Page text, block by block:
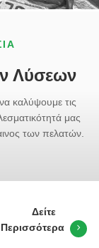
Λύσεων
καλύψουμε τις
μας
των πελατών.
Δείτε
Περισσότερα